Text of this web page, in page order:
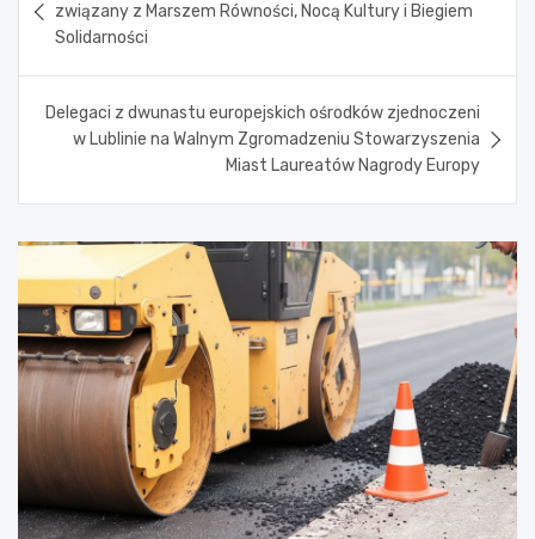
związany z Marszem Równości, Nocą Kultury i Biegiem
Solidarności
Delegaci z dwunastu europejskich ośrodków zjednoczeni
w Lublinie na Walnym Zgromadzeniu Stowarzyszenia
Miast Laureatów Nagrody Europy